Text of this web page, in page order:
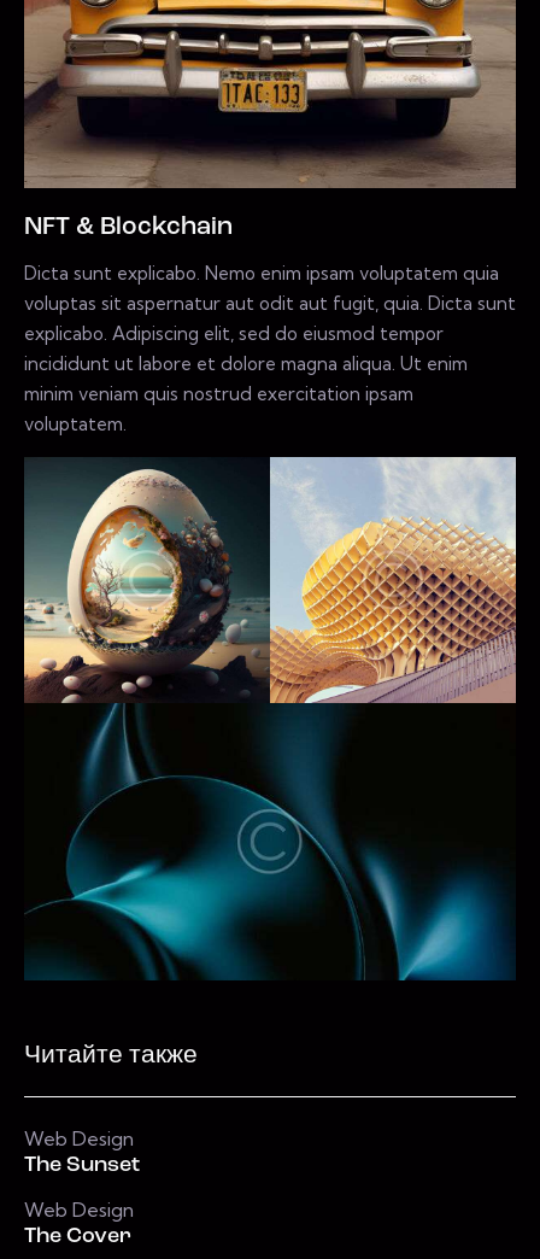
NFT & Blockchain
Dicta sunt explicabo. Nemo enim ipsam voluptatem quia
voluptas sit aspernatur aut odit aut fugit, quia. Dicta sunt
explicabo. Adipiscing elit, sed do eiusmod tempor
incididunt ut labore et dolore magna aliqua. Ut enim
minim veniam quis nostrud exercitation ipsam
voluptatem.
Читайте также
Web Design
The Sunset
Web Design
The Cover